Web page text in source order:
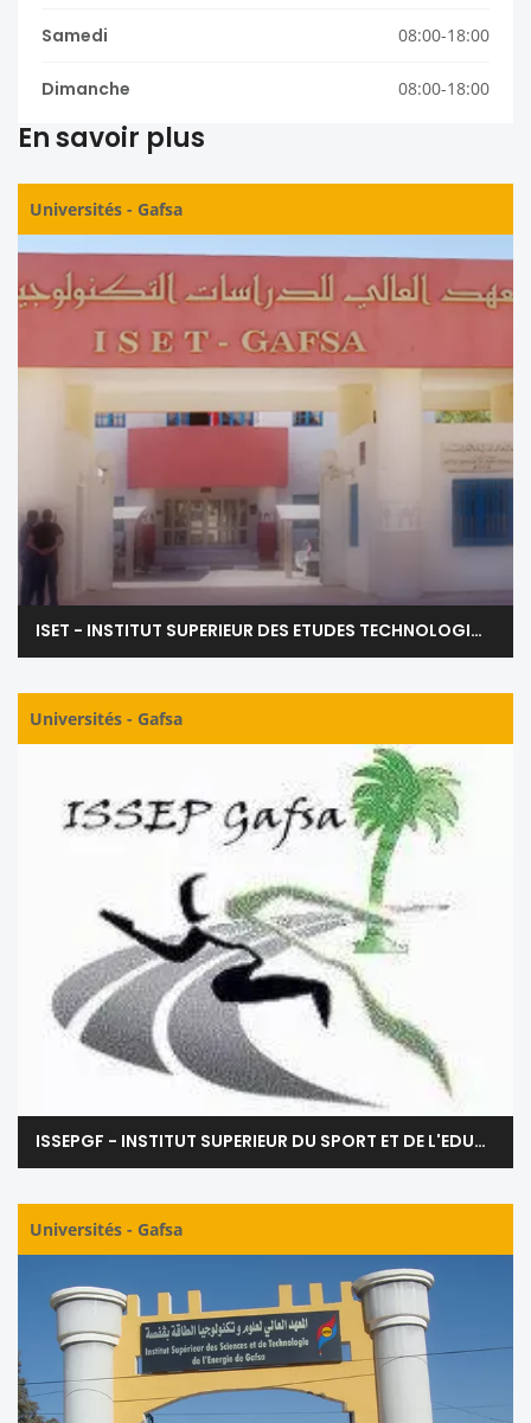
Samedi 08:00-18:00
Dimanche 08:00-18:00
En savoir plus
Universités - Gafsa
ISET - INSTITUT SUPERIEUR DES ETUDES TECHNOLOGIQUES DE GAFSA
Universités - Gafsa
ISSEPGF - INSTITUT SUPERIEUR DU SPORT ET DE L'EDUCATION PHYSIQUE DE GAFSA
Universités - Gafsa